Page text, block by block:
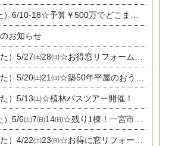
予算￥500万でどこまでできるの？リフォーム相談会
お知らせ
5/27㈯28㈰☆お得窓リフォーム個別相談会
㈯21㈰☆築50年平屋のおうちリノベーション完成見学会
）5/13㈯☆植林バスツアー開催！
14㈰☆残り1棟！一宮市限定モニター募集相談会(新築・建替え)
4/22㈯23㈰☆お得に窓リフォーム個別相談会